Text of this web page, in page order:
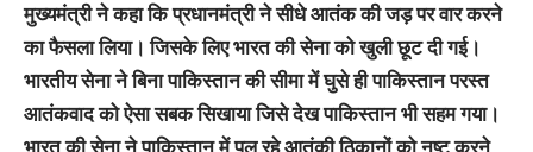
मुख्यमंत्री ने कहा कि प्रधानमंत्री ने सीधे आतंक की जड़ पर वार करने
का फैसला लिया। जिसके लिए भारत की सेना को खुली छूट दी गई।
भारतीय सेना ने बिना पाकिस्तान की सीमा में घुसे ही पाकिस्तान परस्त
आतंकवाद को ऐसा सबक सिखाया जिसे देख पाकिस्तान भी सहम गया।